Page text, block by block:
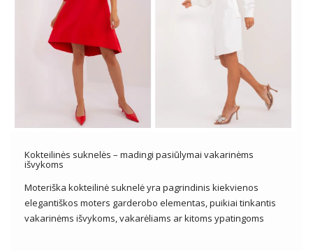
Kokteilinės suknelės – madingi pasiūlymai vakarinėms
išvykoms
Moteriška kokteilinė suknelė yra pagrindinis kiekvienos
elegantiškos moters garderobo elementas, puikiai tinkantis
vakarinėms išvykoms, vakarėliams ar kitoms ypatingoms